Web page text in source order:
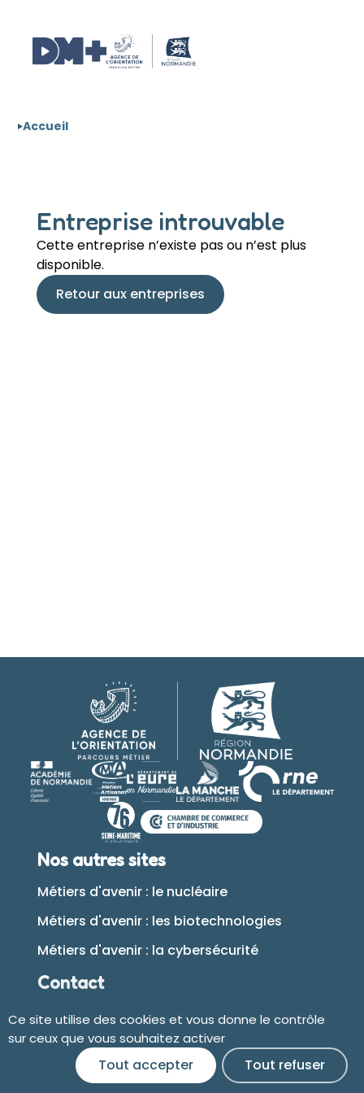
Accueil
Entreprise introuvable
Cette entreprise n’existe pas ou n’est plus
disponible.
Retour aux entreprises
Nos autres sites
Métiers d'avenir : le nucléaire
Métiers d'avenir : les biotechnologies
Métiers d'avenir : la cybersécurité
Contact
Plan du site
Accessibilité
Ce site utilise des cookies et vous donne le contrôle
sur ceux que vous souhaitez activer
Tout accepter
Tout refuser